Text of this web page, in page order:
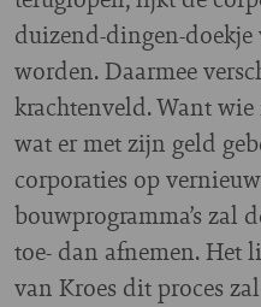
duizend-dingen-
worden. Daarmee
krachtenveld. Want
wat er met zijn geld
corporaties op
bouwprogramma’s zal
toe- dan afnemen. Het
van Kroes dit proces